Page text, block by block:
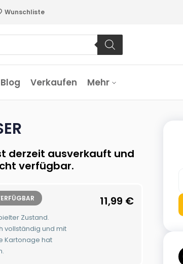
Wunschliste
Blog Verkaufen Mehr
derzeit ausverkauft und
verfügbar.
Zustand.
vollständig und mit
Kartonage hat
11,99 €